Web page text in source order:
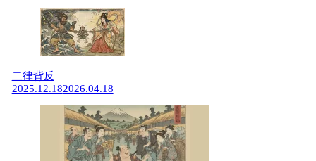
二律背反
2025.12.182026.04.18